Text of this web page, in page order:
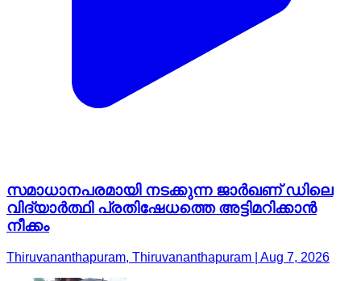
സമാധാനപരമായി നടക്കുന്ന ജാർഖണ് ഡിലെ
വിദ്യാർത്ഥി പ്രതിഷേധത്തെ അട്ടിമറിക്കാൻ
നീക്കം
Thiruvananthapuram, Thiruvananthapuram | Aug 7, 2026